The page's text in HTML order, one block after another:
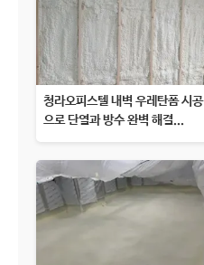
청라오피스텔 내벽 우레탄폼 시공
으로 단열과 방수 완벽 해결...